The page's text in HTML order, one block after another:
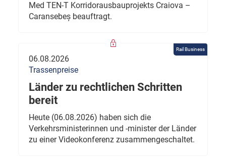
Med TEN-T Korridorausbauprojekts Craiova –
Caransebeș beauftragt.
Rail Business
06.08.2026
Trassenpreise
Länder zu rechtlichen Schritten
bereit
Heute (06.08.2026) haben sich die
Verkehrsministerinnen und -minister der Länder
zu einer Videokonferenz zusammengeschaltet.